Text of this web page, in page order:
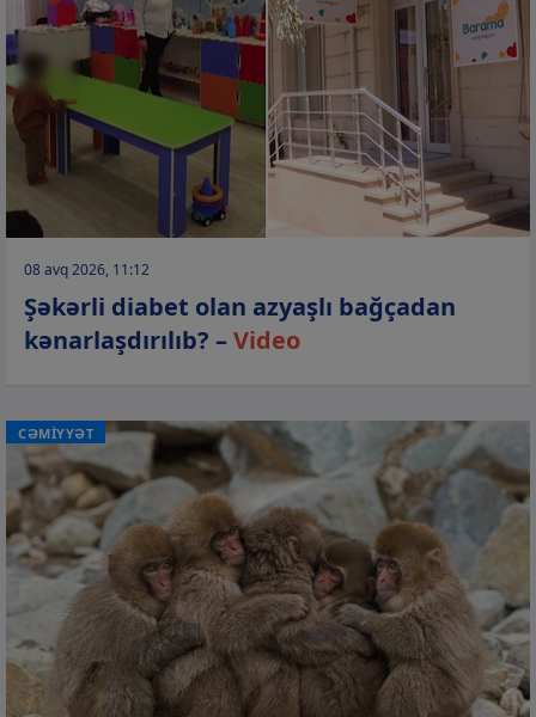
08 avq 2026, 11:12
Şəkərli diabet olan azyaşlı bağçadan
kənarlaşdırılıb? –Video
CƏMİYYƏT